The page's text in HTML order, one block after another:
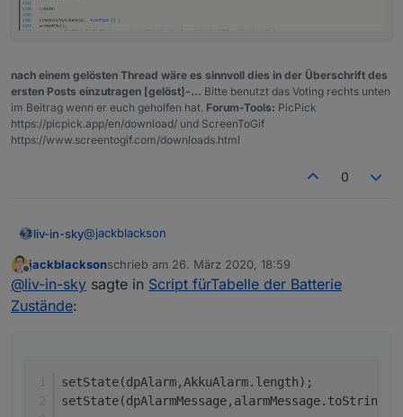
nach einem gelösten Thread wäre es sinnvoll dies in der Überschrift des
ersten Posts einzutragen [gelöst]-... Bitte benutzt das Voting rechts unten
im Beitrag wenn er euch geholfen hat. Forum-Tools: PicPick
https://picpick.app/en/download/ und ScreenToGif
https://www.screentogif.com/downloads.html
0
liv-in-sky@jackblackson
oje - fehlerchen
Offline
jackblacksonschrieb am 26. März 2020, 18:59
zuletzt editiert von
@liv-in-sky sagte in Script fürTabelle der Batterie
Zustände:
setState(dpAlarm,AkkuAlarm.length);